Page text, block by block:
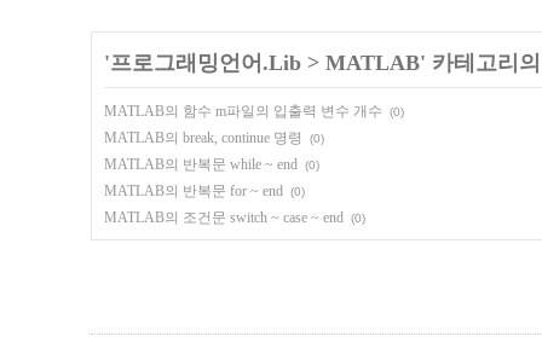
'프로그래밍언어.Lib > MATLAB' 카테고리
MATLAB의 함수 m파일의 입출력 변수 개수 (0)
MATLAB의 break, continue 명령 (0)
MATLAB의 반복문 while ~ end (0)
MATLAB의 반복문 for ~ end (0)
MATLAB의 조건문 switch ~ case ~ end (0)